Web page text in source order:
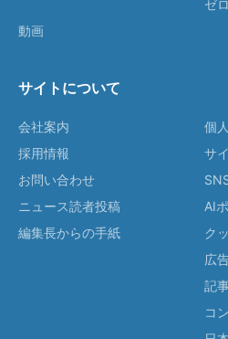
動画
ゼ
サイトについて
会社案内
採用情報
お問い合わせ
ニュース読者投稿
編集長からの手紙
個
サ
AI
ク
広
記
コ